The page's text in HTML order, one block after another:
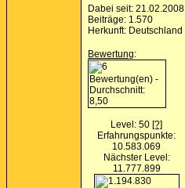
Dabei seit: 21.02.2008
Beiträge: 1.570
Herkunft: Deutschland
Bewertung:
Level: 50 [?]
Erfahrungspunkte:
10.583.069
Nächster Level:
11.777.899